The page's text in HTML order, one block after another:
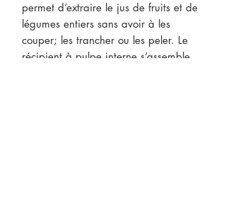
permet d’extraire le jus de fruits et de
légumes entiers sans avoir à les
couper; les trancher ou les peler. Le
récipient à pulpe interne s’assemble